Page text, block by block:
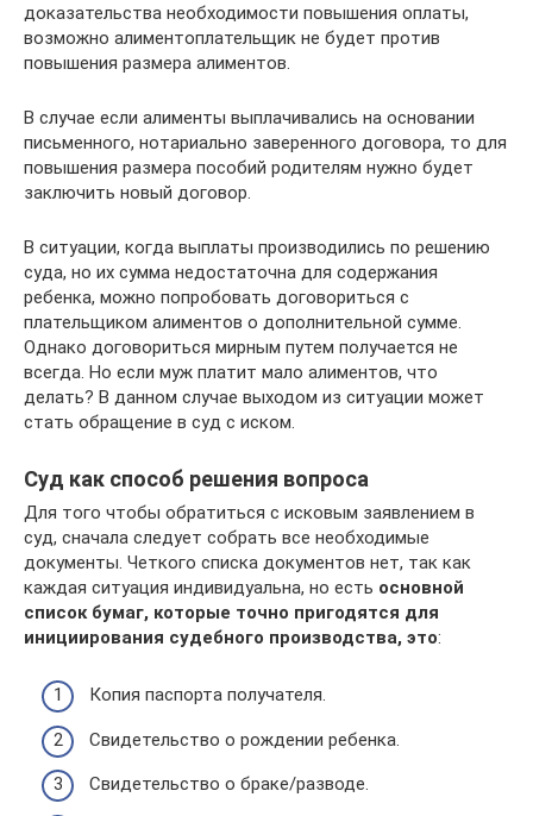
доказательства необходимости повышения оплаты,
возможно алиментоплательщик не будет против
повышения размера алиментов.
В случае если алименты выплачивались на основании
письменного, нотариально заверенного договора, то для
повышения размера пособий родителям нужно будет
заключить новый договор.
В ситуации, когда выплаты производились по решению
суда, но их сумма недостаточна для содержания
ребенка, можно попробовать договориться с
плательщиком алиментов о дополнительной сумме.
Однако договориться мирным путем получается не
всегда. Но если муж платит мало алиментов, что
делать? В данном случае выходом из ситуации может
стать обращение в суд с иском.
Суд как способ решения вопроса
Для того чтобы обратиться с исковым заявлением в
суд, сначала следует собрать все необходимые
документы. Четкого списка документов нет, так как
каждая ситуация индивидуальна, но есть основной
список бумаг, которые точно пригодятся для
инициирования судебного производства, это:
Копия паспорта получателя.
Свидетельство о рождении ребенка.
Свидетельство о браке/разводе.